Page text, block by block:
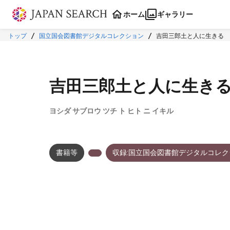
本文に飛ぶ
ホーム ギャラリー
トップ 国立国会図書館デジタルコレクション 吉田三郎土と人に生きる
吉田三郎土と人に生き
ヨシダ サブロウ ツチ ト ヒト ニ イキル
書籍等 収録:国立国会図書館デジタルコレ